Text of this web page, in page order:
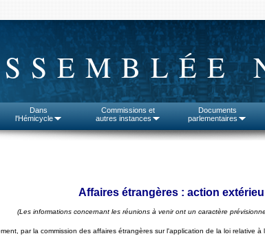
Dans
l'Hémicycle
Commissions et
autres instances
Documents
parlementaires
Affaires étrangères : action
(Les informations concernant les réunions à venir ont un caractère
par la commission des affaires étrangères sur l'application de la loi relative